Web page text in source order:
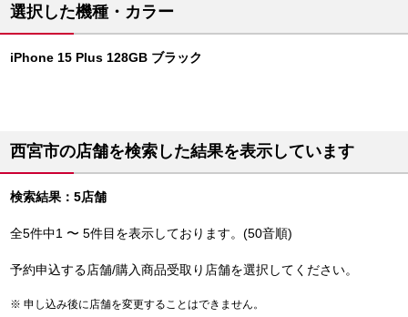
選択した機種・カラー
iPhone 15 Plus 128GB ブラック
西宮市の店舗を検索した結果を表示しています
検索結果：5店舗
全5件中1 〜 5件目を表示しております。(50音順)
予約申込する店舗/購入商品受取り店舗を選択してください。
申し込み後に店舗を変更することはできません。